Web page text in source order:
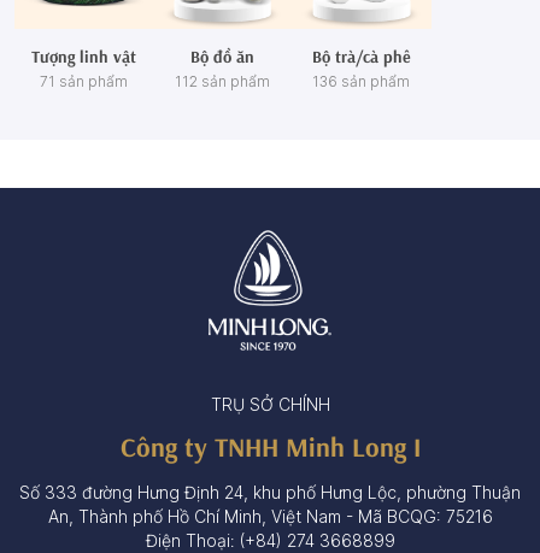
Tượng linh vật
71 sản phẩm
Bộ đồ ăn
112 sản phẩm
Bộ trà/cà phê
136 sản phẩm
TRỤ SỞ CHÍNH
Công ty TNHH Minh Long I
Số 333 đường Hưng Định 24, khu phố Hưng Lộc, phường Thuận
An, Thành phố Hồ Chí Minh, Việt Nam - Mã BCQG: 75216
Điện Thoại: (+84) 274 3668899